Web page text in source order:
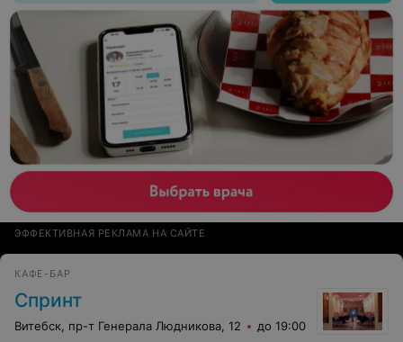
ЭФФЕКТИВНАЯ РЕКЛАМА НА САЙТЕ
КАФЕ-БАР
Спринт
Витебск, пр-т Генерала Людникова, 12 до 19:00